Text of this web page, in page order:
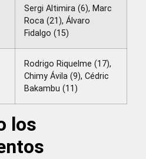
Sergi Altimira (6), Marc
Roca (21), Álvaro
Fidalgo (15)
Rodrigo Riquelme (17),
Chimy Ávila (9), Cédric
Bakambu (11)
los